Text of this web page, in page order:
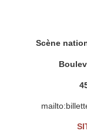
Scène